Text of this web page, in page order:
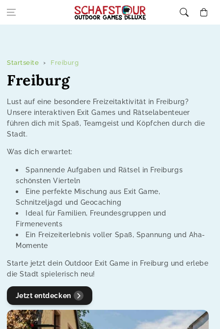
springen
Startseite Freiburg
K
o
l
l
e
:
Freiburg
Lust auf eine besondere Freizeitaktivität in Freiburg?
Unsere interaktiven Exit Games und Rätselabenteuer
führen dich mit Spaß, Teamgeist und Köpfchen durch die
Stadt.
Was dich erwartet:
Spannende Aufgaben und Rätsel in Freiburgs
schönsten Vierteln
Eine perfekte Mischung aus Exit Game,
Schnitzeljagd und Geocaching
Ideal für Familien, Freundesgruppen und
Firmenevents
Ein Freizeiterlebnis voller Spaß, Spannung und Aha-
Momente
Starte jetzt dein Outdoor Exit Game in Freiburg und erlebe
die Stadt spielerisch neu!
Jetzt entdecken